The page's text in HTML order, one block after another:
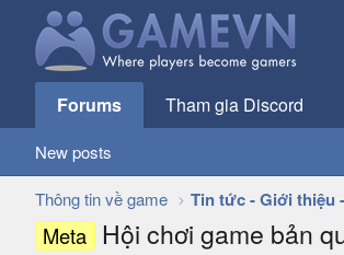
Forums Tham gia Discord
New posts
Thông tin về game
Meta Hội chơi game bản